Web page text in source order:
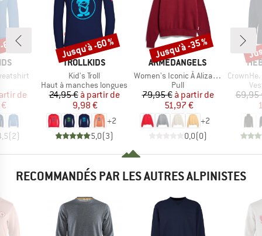
réduit
de
(2)
%
MARQUE
TROLLKIDS
Article
Kid's Troll
Product group
Haut à manches longues
Prix
24,95 € Prix réduit
à partir de
9,98 €
+2
5,0(3)
Remise
Jusqu'à -60 %
MARQUE
ARMEDANGELS
Article
Women's Iconic Å Alizaa Sweat
Product group
Pull
Prix
79,95 € Prix réduit
à partir de
51,97 €
+2
0,0(0)
Remise
Jusqu'à -35 %
Article
CrownHe.
69,95
RECOMMANDÉS PAR LES AUTRES ALPINISTES